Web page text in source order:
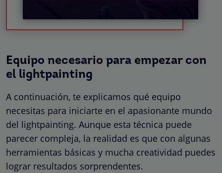
Equipo necesario para empezar con
el lightpainting
A continuación, te explicamos qué equipo
necesitas para iniciarte en el apasionante mundo
del lightpainting. Aunque esta técnica puede
parecer compleja, la realidad es que con algunas
herramientas básicas y mucha creatividad puedes
lograr resultados sorprendentes.